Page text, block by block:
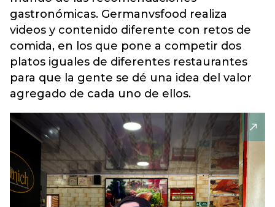
gastronómicas. Germanvsfood realiza
videos y contenido diferente con retos de
comida, en los que pone a competir dos
platos iguales de diferentes restaurantes
para que la gente se dé una idea del valor
agregado de cada uno de ellos.